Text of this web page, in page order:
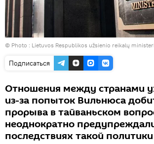
© Photo : Lietuvos Respublikos užsienio reikalų
Подписаться
Отношения между странами
из-за попыток Вильнюса
прорыва в тайваньском
неоднократно
последствиях такой политики